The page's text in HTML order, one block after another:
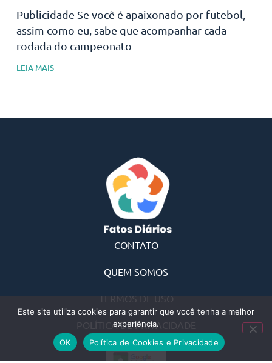
Publicidade Se você é apaixonado por futebol,
assim como eu, sabe que acompanhar cada
rodada do campeonato
LEIA MAIS
CONTATO
QUEM SOMOS
TERMOS DE USO
POLÍTICA DE PRIVACIDADE
Este site utiliza cookies para garantir que você tenha a melhor
experiência.
OK
Política de Cookies e Privacidade